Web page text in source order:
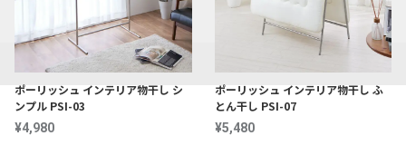
サブカテゴリーから探す
ポーリッシュ物干し
インテリア物干しシリーズ
ポーリッシュ インテリア物干し シ
ンプル PSI-03
¥4,980
ポーリッシュ インテリア物干し ふ
とん干し PSI-07
¥5,480